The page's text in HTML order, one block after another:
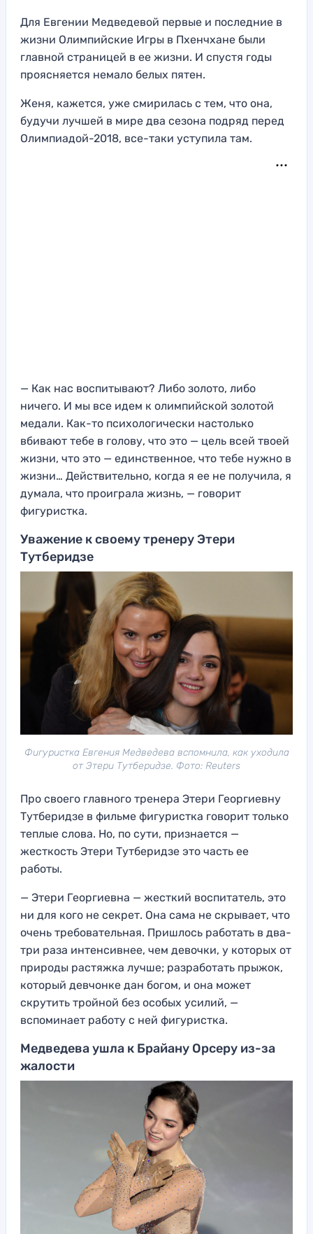
Для Евгении Медведевой первые и последние в
жизни Олимпийские Игры в Пхенчхане были
главной страницей в ее жизни. И спустя годы
проясняется немало белых пятен.
Женя, кажется, уже смирилась с тем, что она,
будучи лучшей в мире два сезона подряд перед
Олимпиадой-2018, все-таки уступила там.
— Как нас воспитывают? Либо золото, либо
ничего. И мы все идем к олимпийской золотой
медали. Как-то психологически настолько
вбивают тебе в голову, что это — цель всей твоей
жизни, что это — единственное, что тебе нужно в
жизни… Действительно, когда я ее не получила, я
думала, что проиграла жизнь, — говорит
фигуристка.
Уважение к своему тренеру Этери
Тутберидзе
Фигуристка Евгения Медведева вспомнила, как уходила
от Этери Тутберидзе. Фото: Reuters
Про своего главного тренера Этери Георгиевну
Тутберидзе в фильме фигуристка говорит только
теплые слова. Но, по сути, признается —
жесткость Этери Тутберидзе это часть ее
работы.
— Этери Георгиевна — жесткий воспитатель, это
ни для кого не секрет. Она сама не скрывает, что
очень требовательная. Пришлось работать в два-
три раза интенсивнее, чем девочки, у которых от
природы растяжка лучше; разработать прыжок,
который девчонке дан богом, и она может
скрутить тройной без особых усилий, —
вспоминает работу с ней фигуристка.
Медведева ушла к Брайану Орсеру из-за
жалости